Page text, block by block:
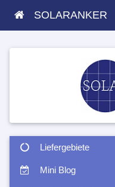
SOLARANKER
Liefergebiete
Mini Blog